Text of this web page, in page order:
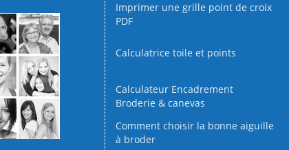
Imprimer une grille point de croix
PDF
Calculatrice toile et points
Calculateur Encadrement
Broderie & canevas
Comment choisir la bonne aiguille
à broder